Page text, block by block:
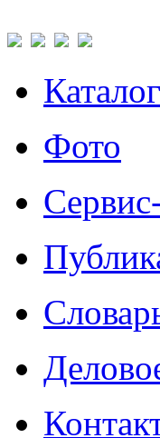
Каталог
Фото